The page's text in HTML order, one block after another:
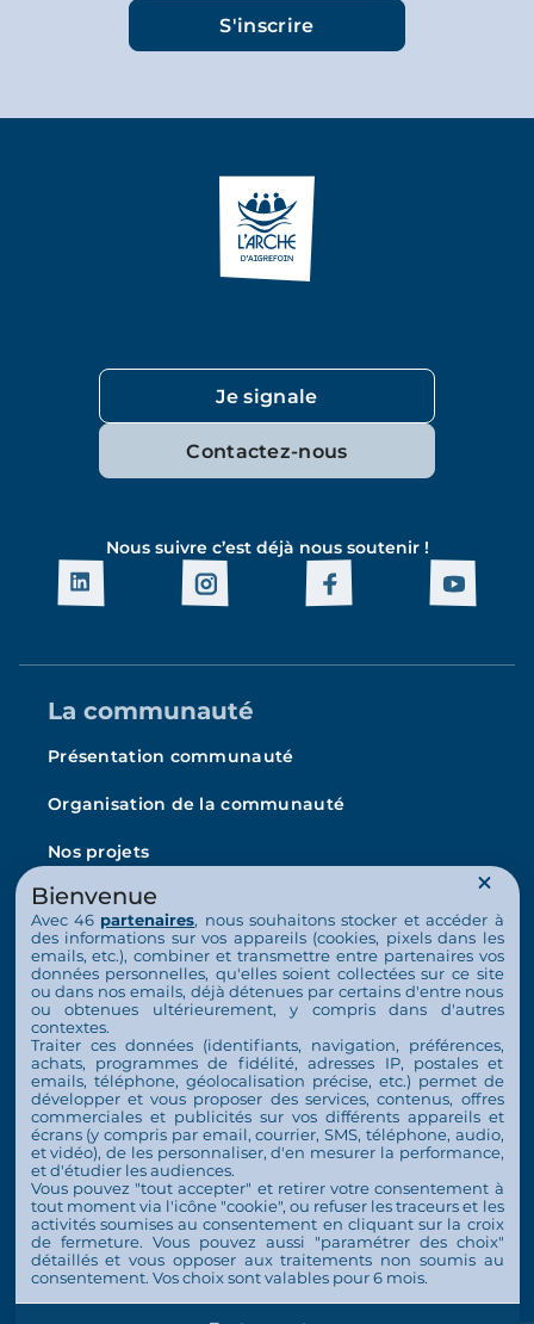
Je signale
Contactez-nous
Nous suivre c’est déjà nous soutenir !
La communauté
Présentation communauté
Organisation de la communauté
Nos projets
L’Arche en France
La vie au quotidien
Nos activités
Nous soutenir
S’engager
Nous soutenir
Contact
Espace Presse
Bienvenue
Avec 46 partenaires, nous souhaitons stocker et accéder à
des informations sur vos appareils (cookies, pixels dans les
emails, etc.), combiner et transmettre entre partenaires vos
données personnelles, qu'elles soient collectées sur ce site
ou dans nos emails, déjà détenues par certains d'entre nous
ou obtenues ultérieurement, y compris dans d'autres
contextes.
Traiter ces données (identifiants, navigation, préférences,
achats, programmes de fidélité, adresses IP, postales et
emails, téléphone, géolocalisation précise, etc.) permet de
développer et vous proposer des services, contenus, offres
commerciales et publicités sur vos différents appareils et
écrans (y compris par email, courrier, SMS, téléphone, audio,
et vidéo), de les personnaliser, d'en mesurer la performance,
et d'étudier les audiences.
Vous pouvez "tout accepter" et retirer votre consentement à
tout moment via l'icône "cookie", ou refuser les traceurs et les
activités soumises au consentement en cliquant sur la croix
de fermeture. Vous pouvez aussi "paramétrer des choix"
détaillés et vous opposer aux traitements non soumis au
consentement. Vos choix sont valables pour 6 mois.